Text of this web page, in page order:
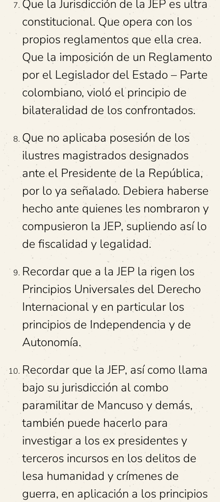
Que la Jurisdicción de la JEP es ultra
constitucional. Que opera con los
propios reglamentos que ella crea.
Que la imposición de un Reglamento
por el Legislador del Estado – Parte
colombiano, violó el principio de
bilateralidad de los confrontados.
Que no aplicaba posesión de los
ilustres magistrados designados
ante el Presidente de la República,
por lo ya señalado. Debiera haberse
hecho ante quienes les nombraron y
compusieron la JEP, supliendo así lo
de fiscalidad y legalidad.
Recordar que a la JEP la rigen los
Principios Universales del Derecho
Internacional y en particular los
principios de Independencia y de
Autonomía.
Recordar que la JEP, así como llama
bajo su jurisdicción al combo
paramilitar de Mancuso y demás,
también puede hacerlo para
investigar a los ex presidentes y
terceros incursos en los delitos de
lesa humanidad y crímenes de
guerra, en aplicación a los principios